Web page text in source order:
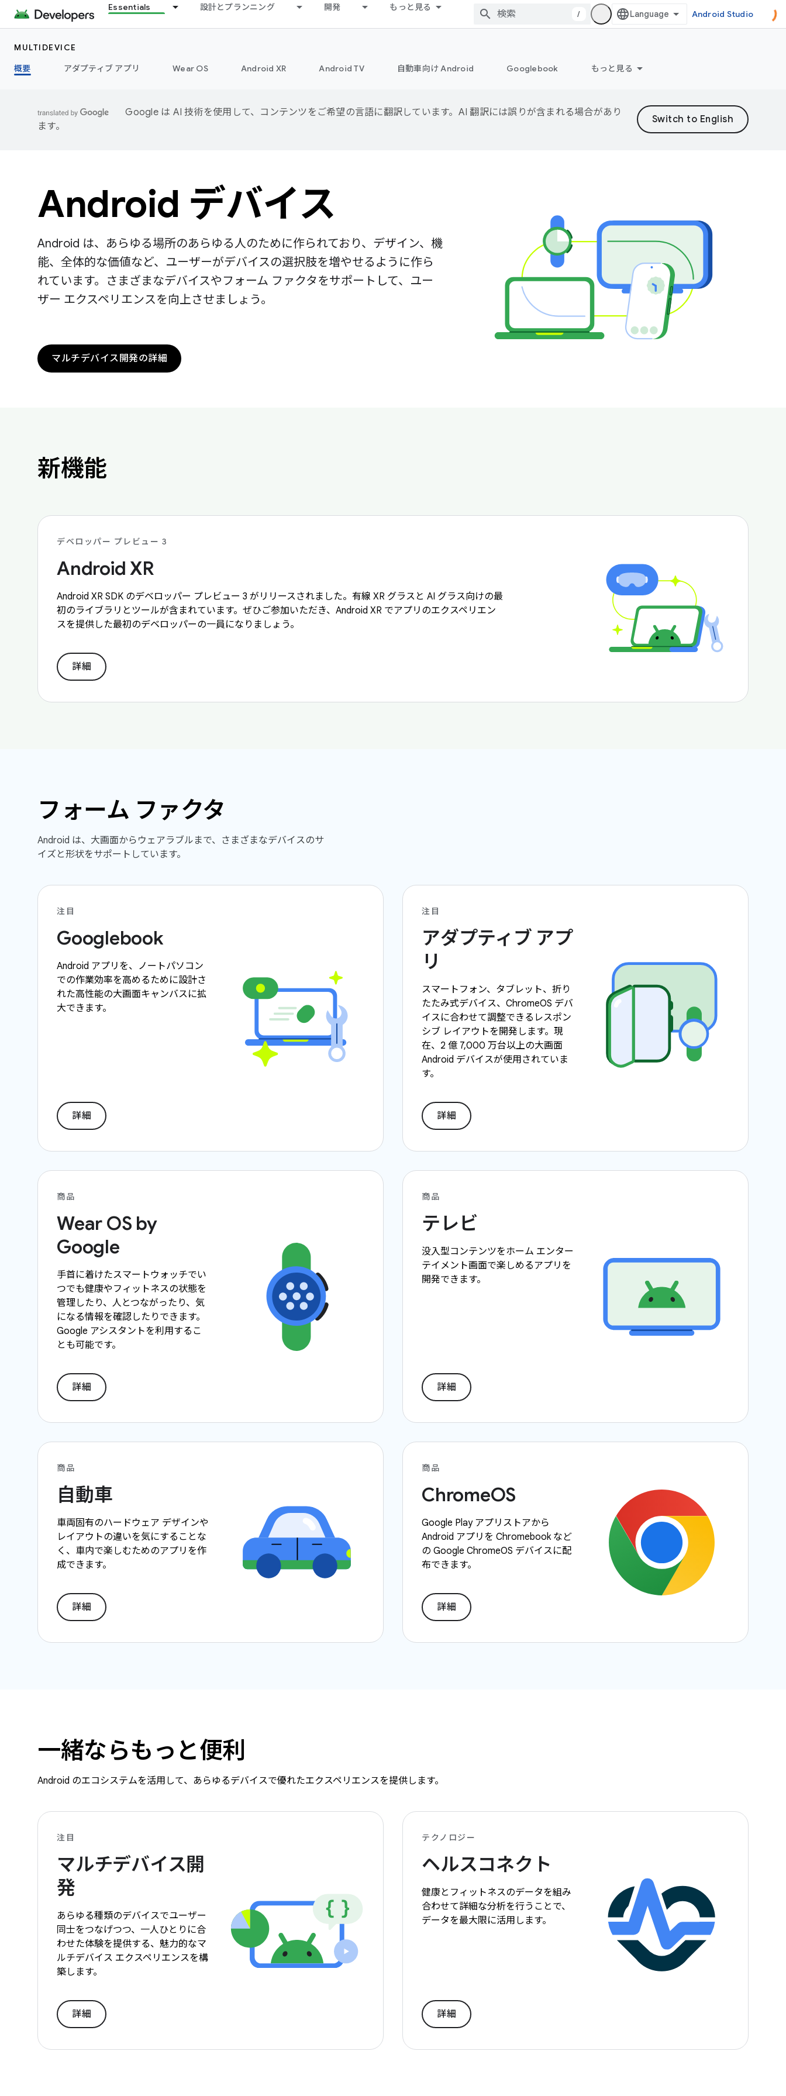
Essentials 設計とプランニング 開発 もっと見る
/ Android Studio
MULTIDEVICE
概要
アダプティブ アプリ Wear OS Android XR Android TV 自動車向け Android Googlebook もっと見る
Google は AI 技術を使用して、コンテンツをご希望の言語に翻訳しています。AI 翻訳には誤りが含まれる場合があり
ます。
Android デバイス
Android は、あらゆる場所のあらゆる人のために作られており、デザイン、機
能、全体的な価値など、ユーザーがデバイスの選択肢を増やせるように作ら
れています。さまざまなデバイスやフォーム ファクタをサポートして、ユー
ザー エクスペリエンスを向上させましょう。
マルチデバイス開発の詳細
新機能
デベロッパー プレビュー 3
Android XR
Android XR SDK のデベロッパー プレビュー 3 がリリースされました。有線 XR グラスと AI グラス向けの最
初のライブラリとツールが含まれています。ぜひご参加いただき、Android XR でアプリのエクスペリエン
スを提供した最初のデベロッパーの一員になりましょう。
詳細
フォーム ファクタ
Android は、大画面からウェアラブルまで、さまざまなデバイスのサ
イズと形状をサポートしています。
注目
Googlebook
Android アプリを、ノートパソコン
での作業効率を高めるために設計さ
れた高性能の大画面キャンバスに拡
大できます。
詳細
注目
アダプティブ アプ
リ
スマートフォン、タブレット、折り
たたみ式デバイス、ChromeOS デバ
イスに合わせて調整できるレスポン
シブ レイアウトを開発します。現
在、2 億 7,000 万台以上の大画面
Android デバイスが使用されていま
す。
詳細
商品
Wear OS by
Google
手首に着けたスマートウォッチでい
つでも健康やフィットネスの状態を
管理したり、人とつながったり、気
になる情報を確認したりできます。
Google アシスタントを利用するこ
とも可能です。
詳細
商品
テレビ
没入型コンテンツをホーム エンター
テイメント画面で楽しめるアプリを
開発できます。
詳細
商品
自動車
車両固有のハードウェア デザインや
レイアウトの違いを気にすることな
く、車内で楽しむためのアプリを作
成できます。
詳細
商品
ChromeOS
Google Play アプリストアから
Android アプリを Chromebook など
の Google ChromeOS デバイスに配
布できます。
詳細
一緒ならもっと便利
Android のエコシステムを活用して、あらゆるデバイスで優れたエクスペリエンスを提供します。
注目
マルチデバイス開
発
あらゆる種類のデバイスでユーザー
同士をつなげつつ、一人ひとりに合
わせた体験を提供する、魅力的なマ
ルチデバイス エクスペリエンスを構
築します。
詳細
テクノロジー
ヘルスコネクト
健康とフィットネスのデータを組み
合わせて詳細な分析を行うことで、
データを最大限に活用します。
詳細